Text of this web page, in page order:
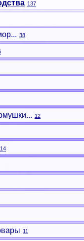
137
38
12
14
11